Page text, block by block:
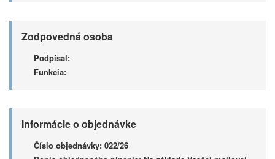
Zodpovedná osoba
Podpísal:
Funkcia:
Informácie o objednávke
Číslo objednávky: 022/26